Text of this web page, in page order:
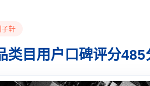
子轩
类目用户口碑评分485